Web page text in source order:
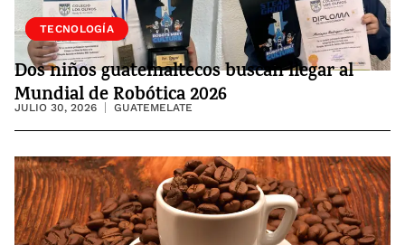
SOCIEDAD
TECNOLOGÍA
Dos niños guatemaltecos buscan llegar al
Mundial de Robótica 2026
JULIO 30, 2026 GUATEMELATE